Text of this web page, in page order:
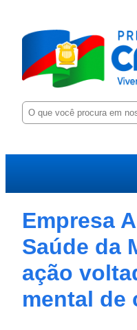
P
e
u
a
Empresa
Saúde da
ação
mental de